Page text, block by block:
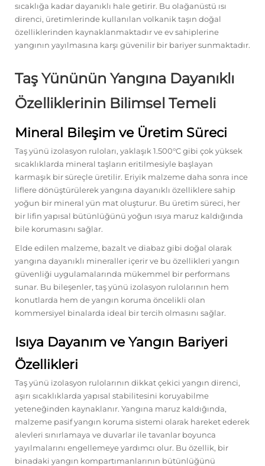
sıcaklığa kadar dayanıklı hale getirir. Bu olağanüstü ısı
direnci, üretimlerinde kullanılan volkanik taşın doğal
özelliklerinden kaynaklanmaktadır ve ev sahiplerine
yangının yayılmasına karşı güvenilir bir bariyer sunmaktadır.
Taş Yününün Yangına Dayanıklı
Özelliklerinin Bilimsel Temeli
Mineral Bileşim ve Üretim Süreci
Taş yünü izolasyon ruloları, yaklaşık 1.500°C gibi çok yüksek
sıcaklıklarda mineral taşların eritilmesiyle başlayan
karmaşık bir süreçle üretilir. Eriyik malzeme daha sonra ince
liflere dönüştürülerek yangına dayanıklı özelliklere sahip
yoğun bir mineral yün mat oluşturur. Bu üretim süreci, her
bir lifin yapısal bütünlüğünü yoğun ısıya maruz kaldığında
bile korumasını sağlar.
Elde edilen malzeme, bazalt ve diabaz gibi doğal olarak
yangına dayanıklı mineraller içerir ve bu özellikleri yangın
güvenliği uygulamalarında mükemmel bir performans
sunar. Bu bileşenler, taş yünü izolasyon rulolarının hem
konutlarda hem de yangın koruma öncelikli olan
kommersiyel binalarda ideal bir tercih olmasını sağlar.
Isıya Dayanım ve Yangın Bariyeri
Özellikleri
Taş yünü izolasyon rulolarının dikkat çekici yangın direnci,
aşırı sıcaklıklarda yapısal stabilitesini koruyabilme
yeteneğinden kaynaklanır. Yangına maruz kaldığında,
malzeme pasif yangın koruma sistemi olarak hareket ederek
alevleri sınırlamaya ve duvarlar ile tavanlar boyunca
yayılmalarını engellemeye yardımcı olur. Bu özellik, bir
binadaki yangın kompartımanlarının bütünlüğünü